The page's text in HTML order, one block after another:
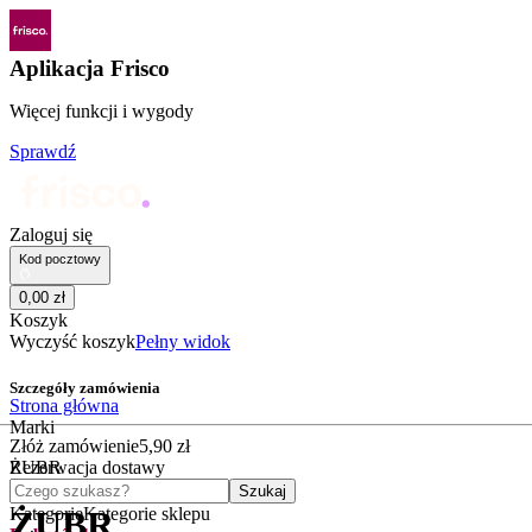
Aplikacja Frisco
Więcej funkcji i wygody
Sprawdź
Zaloguj się
Kod pocztowy
0,00 zł
Koszyk
Wyczyść koszykPełny widok
Szczegóły zamówienia
Złóż zamówienie5,90 zł
Rezerwacja dostawy
Czego szukasz?
Szukaj
KategorieKategorie sklepu
Strona główna
Marki
ŻUBR